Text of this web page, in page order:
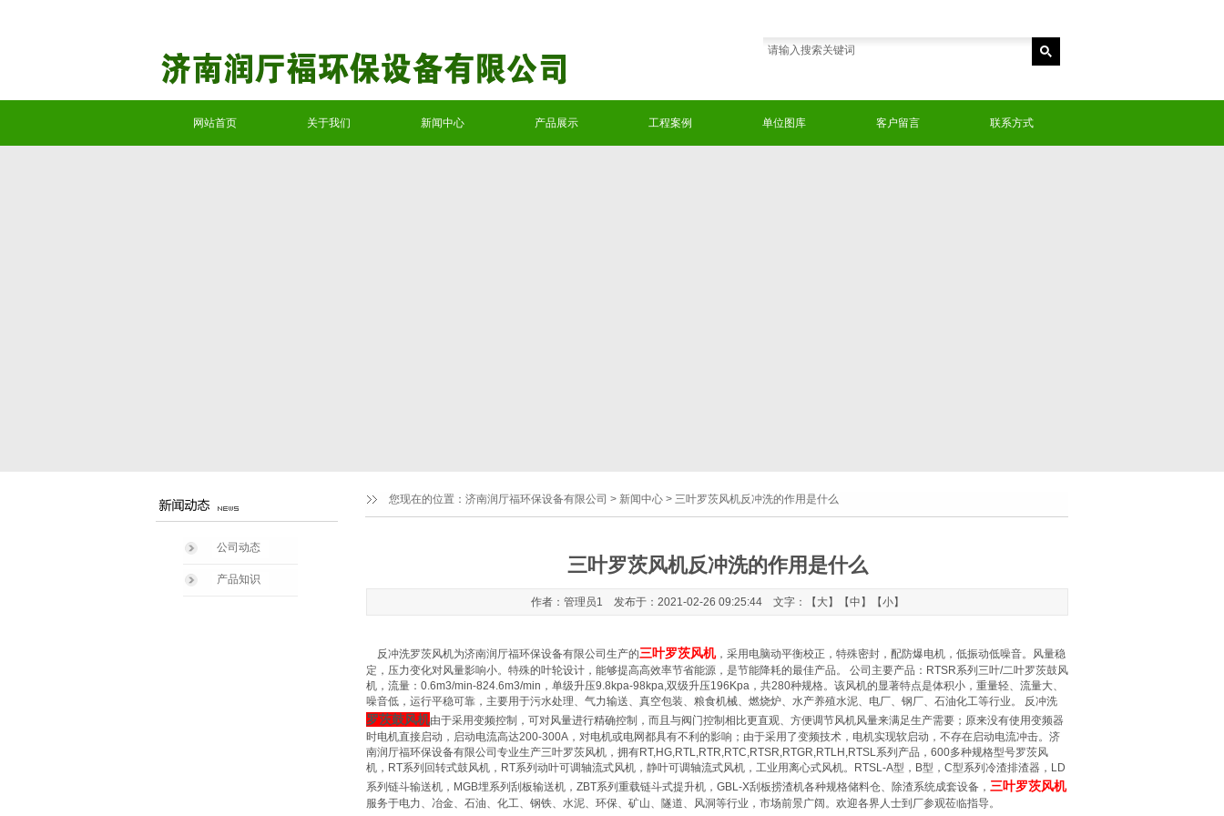
网站首页 关于我们 新闻中心 产品展示 工程案例 单位图库 客户留言 联系方式
您现在的位置： 济南润厅福环保设备有限公司 > 新闻中心 > 三叶罗茨风机反冲洗的作用是什么
公司动态
产品知识
三叶罗茨风机反冲洗的作用是什么
作者：管理员1 发布于：2021-02-26 09:25:44 文字：【 大】【中 】【小】
反冲洗罗茨风机为济南润厅福环保设备有限公司生产的三叶罗茨风机，采用电脑动平衡校正，特殊密封，配防爆电机，低振动低噪音。风量稳
定，压力变化对风量影响小。特殊的叶轮设计，能够提高高效率节省能源，是节能降耗的最佳产品。 公司主要产品：RTSR系列三叶/二叶罗茨鼓风
机，流量：0.6m3/min-824.6m3/min，单级升压9.8kpa-98kpa,双级升压196Kpa，共280种规格。该风机的显著特点是体积小，重量轻、流量大、
噪音低，运行平稳可靠，主要用于污水处理、气力输送、真空包装、粮食机械、燃烧炉、水产养殖水泥、电厂、钢厂、石油化工等行业。 反冲洗
罗茨鼓风机由于采用变频控制，可对风量进行精确控制，而且与阀门控制相比更直观、方便调节风机风量来满足生产需要；原来没有使用变频器
时电机直接启动，启动电流高达200-300A，对电机或电网都具有不利的影响；由于采用了变频技术，电机实现软启动，不存在启动电流冲击。济
南润厅福环保设备有限公司专业生产三叶罗茨风机，拥有RT,HG,RTL,RTR,RTC,RTSR,RTGR,RTLH,RTSL系列产品，600多种规格型号罗茨风
机，RT系列回转式鼓风机，RT系列动叶可调轴流式风机，静叶可调轴流式风机，工业用离心式风机。RTSL-A型，B型，C型系列冷渣排渣器，LD
系列链斗输送机，MGB埋系列刮板输送机，ZBT系列重载链斗式提升机，GBL-X刮板捞渣机各种规格储料仓、除渣系统成套设备， 三叶罗茨风机
服务于电力、冶金、石油、化工、钢铁、水泥、环保、矿山、隧道、风洞等行业，市场前景广阔。欢迎各界人士到厂参观莅临指导。